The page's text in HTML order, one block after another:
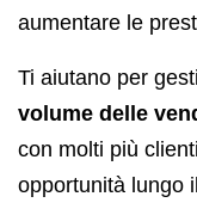
aumentare le
Ti aiutano per
volume delle
con molti più
opportunità lungo